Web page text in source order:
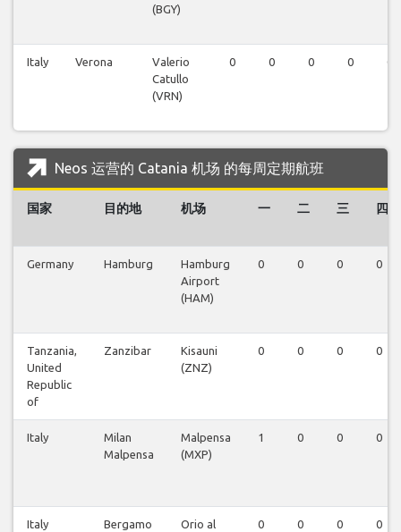
(BGY)
Italy Verona
Valerio
Catullo
(VRN)
0 0 0 0 0
Neos 运营的 Catania 机场 的每周定期航班
国家 目的地 机场 一 二 三 四
Germany Hamburg
Hamburg
Airport
(HAM)
0 0 0 0
Tanzania,
United
Republic
of
Zanzibar
Kisauni
(ZNZ)
0 0 0 0
Italy
Milan
Malpensa
Malpensa
(MXP)
1 0 0 0
Italy Bergamo
Orio al
0 0 0 0